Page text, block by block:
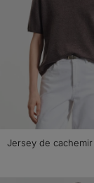
Jersey de cachemir